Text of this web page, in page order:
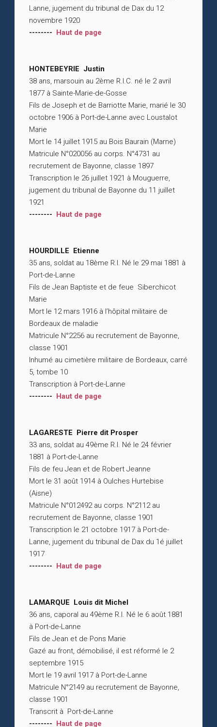
Lanne, jugement du tribunal de Dax du 12
novembre 1920
-------- Haut de page
HONTEBEYRIE Justin
38 ans, marsouin au 2ème R.I.C. né le 2 avril
1877 à Sainte-Marie-de-Gosse
Fils de Joseph et de Barriotte Marie, marié le 30
octobre 1906 à Port-de-Lanne avec Loustalot
Marie
Mort le 14 juillet 1915 au Bois Baurain (Marne)
Matricule N°020056 au corps. N°4731 au
recrutement de Bayonne, classe 1897
Transcription le 26 juillet 1921 à Mouguerre,
jugement du tribunal de Bayonne du 11 juillet
1921
-------- Haut de page
HOURDILLE Etienne
35 ans, soldat au 18ème R.I. Né le 29 mai 1881 à
Port-de-Lanne
Fils de Jean Baptiste et de feue Siberchicot
Marie
Mort le 12 mars 1916 à l’hôpital militaire de
Bordeaux de maladie
Matricule N°2256 au recrutement de Bayonne,
classe 1901
Inhumé au cimetière militaire de Bordeaux, carré
5, tombe 10
Transcription à Port-de-Lanne
-------- Haut de page
LAGARESTE Pierre dit Prosper
33 ans, soldat au 49ème R.I. Né le 24 février
1881 à Port-de-Lanne
Fils de feu Jean et de Robert Jeanne
Mort le 31 août 1914 à Oulches Hurtebise
(Aisne)
Matricule N°012492 au corps. N°2112 au
recrutement de Bayonne, classe 1901
Transcription le 21 octobre 1917 à Port-de-
Lanne, jugement du tribunal de Dax du 1é juillet
1917
-------- Haut de page
LAMARQUE Louis dit Michel
36 ans, caporal au 49ème R.I. Né le 6 août 1881
à Port-de-Lanne
Fils de Jean et de Pons Marie
Gazé au front, démobilisé, il est réformé le 2
septembre 1915
Mort le 19 avril 1917 à Port-de-Lanne
Matricule N°2149 au recrutement de Bayonne,
classe 1901
Transcrit à Port-de-Lanne
-------- Haut de page